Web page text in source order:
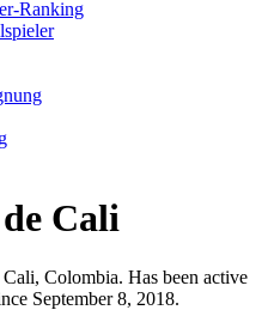
Ranking
Cali
Colombia. Has been active
September 8, 2018.